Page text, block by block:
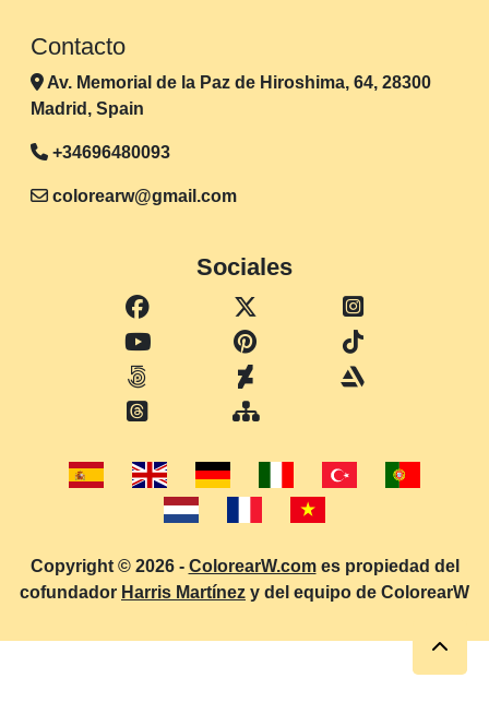
Contacto
Av. Memorial de la Paz de Hiroshima, 64, 28300
Madrid, Spain
+34696480093
colorearw@gmail.com
Sociales
Copyright © 2026 - ColorearW.comes propiedad del
cofundador Harris Martínez y del equipo de ColorearW